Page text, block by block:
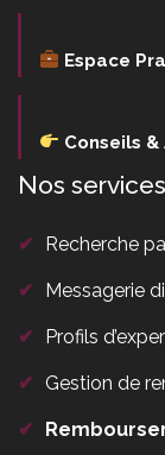
Espace
Conseils
Nos services
✔ Recherche
✔ Messagerie
✔ Profils
✔ Gestion de
✔